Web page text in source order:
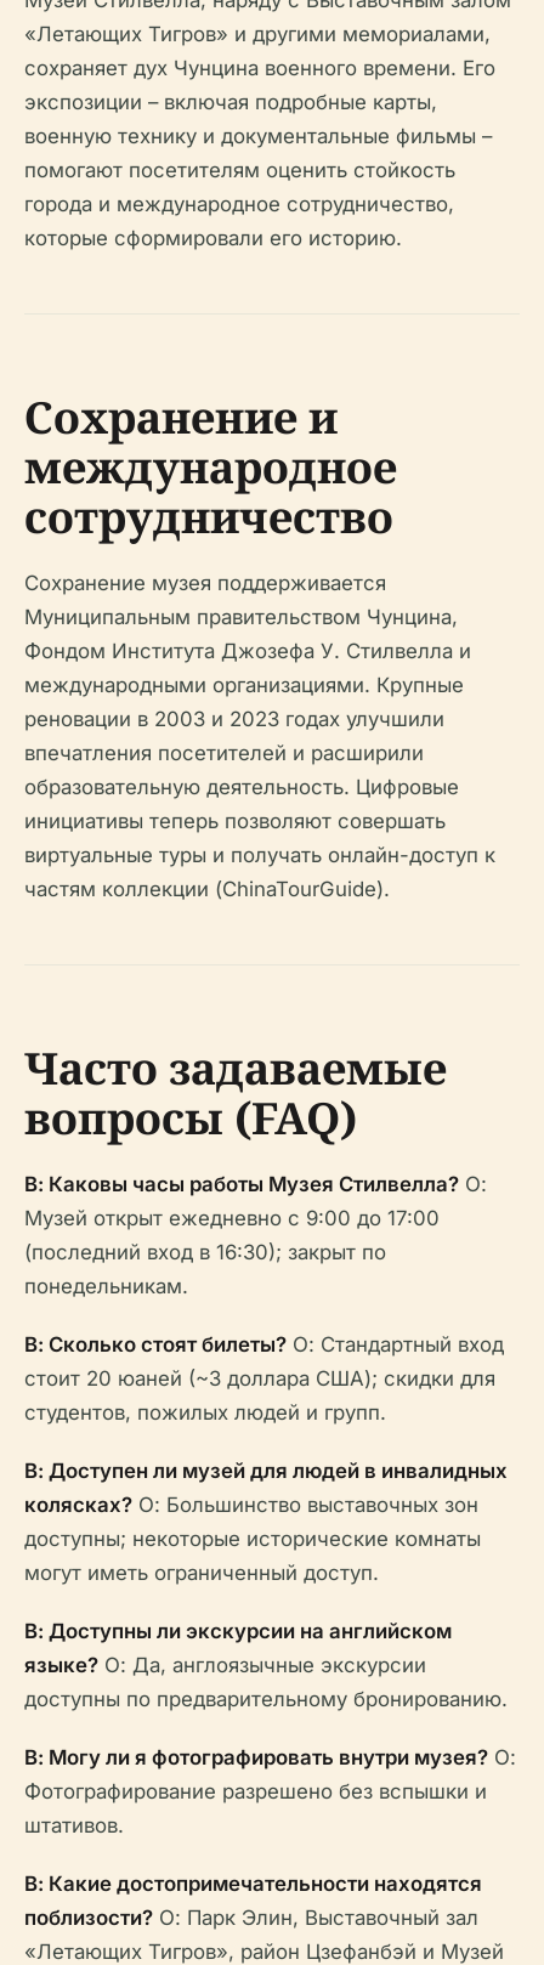
«Летающих Тигров» и другими мемориалами,
сохраняет дух Чунцина военного времени. Его
экспозиции – включая подробные карты,
военную технику и документальные фильмы –
помогают посетителям оценить стойкость
города и международное сотрудничество,
которые сформировали его историю.
Сохранение и
международное
сотрудничество
Сохранение музея поддерживается
Муниципальным правительством Чунцина,
Фондом Института Джозефа У. Стилвелла и
международными организациями. Крупные
реновации в 2003 и 2023 годах улучшили
впечатления посетителей и расширили
образовательную деятельность. Цифровые
инициативы теперь позволяют совершать
виртуальные туры и получать онлайн-доступ к
частям коллекции (ChinaTourGuide).
Часто задаваемые
вопросы (FAQ)
В: Каковы часы работы Музея Стилвелла? О:
Музей открыт ежедневно с 9:00 до 17:00
(последний вход в 16:30); закрыт по
понедельникам.
В: Сколько стоят билеты? О: Стандартный вход
стоит 20 юаней (~3 доллара США); скидки для
студентов, пожилых людей и групп.
В: Доступен ли музей для людей в инвалидных
колясках? О: Большинство выставочных зон
доступны; некоторые исторические комнаты
могут иметь ограниченный доступ.
В: Доступны ли экскурсии на английском
языке? О: Да, англоязычные экскурсии
доступны по предварительному бронированию.
В: Могу ли я фотографировать внутри музея? О:
Фотографирование разрешено без вспышки и
штативов.
В: Какие достопримечательности находятся
поблизости? О: Парк Элин, Выставочный зал
«Летающих Тигров», район Цзефанбэй и Музей